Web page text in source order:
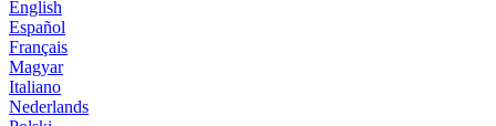
English
Español
Français
Magyar
Italiano
Nederlands